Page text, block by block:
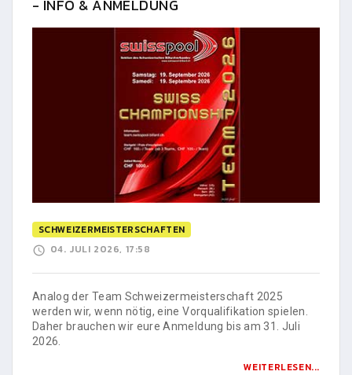
- INFO & ANMELDUNG
SCHWEIZERMEISTERSCHAFTEN
04. JULI 2026, 17:58
Analog der Team Schweizermeisterschaft 2025
werden wir, wenn nötig, eine Vorqualifikation spielen.
Daher brauchen wir eure Anmeldung bis am 31. Juli
2026.
WEITERLESEN...